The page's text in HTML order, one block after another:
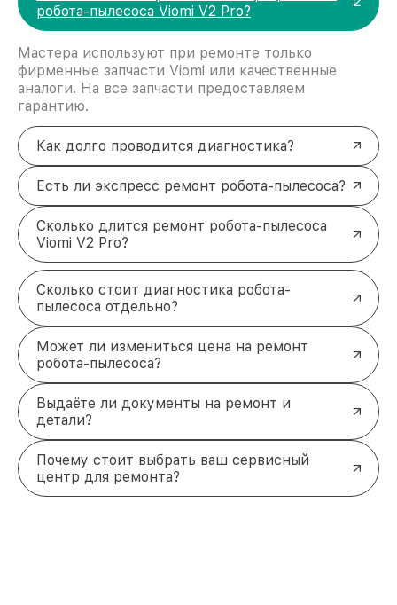
робота-пылесоса Viomi V2 Pro?
Мастера используют при ремонте только
фирменные запчасти Viomi или качественные
аналоги. На все запчасти предоставляем
гарантию.
Как долго проводится диагностика?
Есть ли экспресс ремонт робота-пылесоса?
Сколько длится ремонт робота-пылесоса
Viomi V2 Pro?
Сколько стоит диагностика робота-
пылесоса отдельно?
Может ли измениться цена на ремонт
робота-пылесоса?
Выдаёте ли документы на ремонт и
детали?
Почему стоит выбрать ваш сервисный
центр для ремонта?